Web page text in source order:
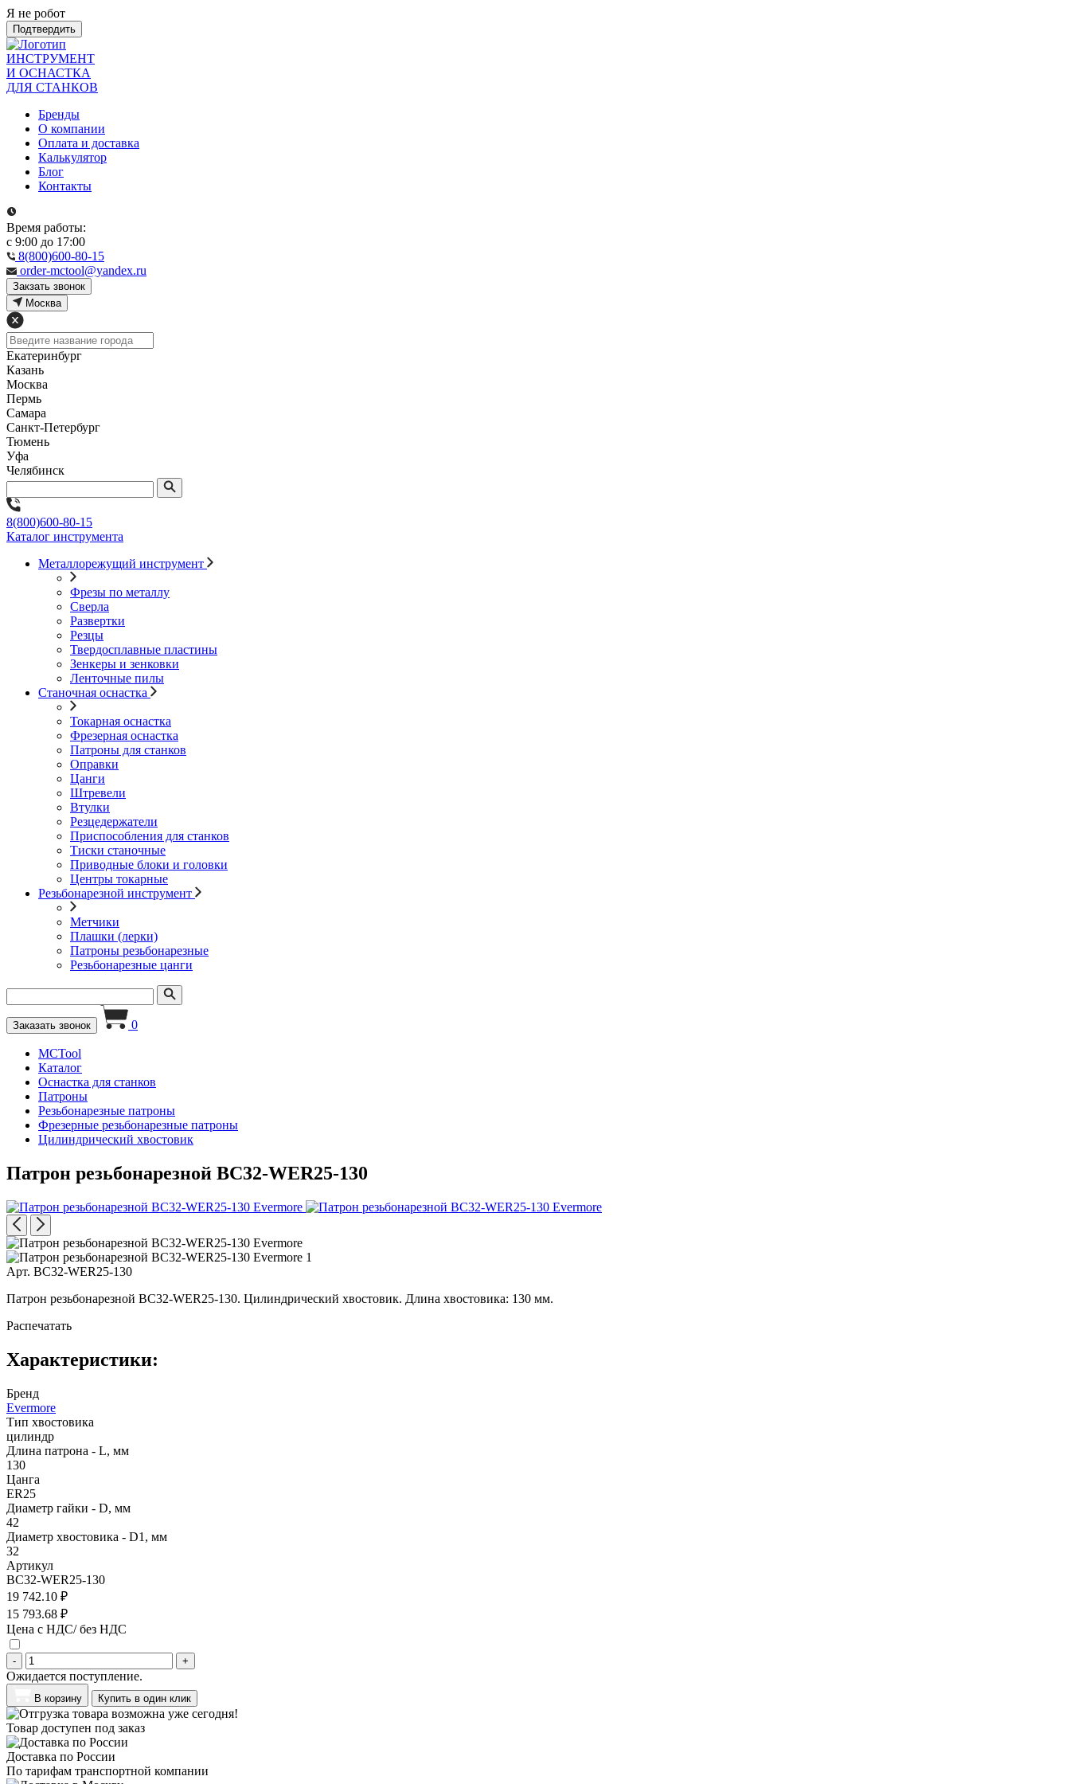
Я не робот
Подтвердить
ИНСТРУМЕНТ
И ОСНАСТКА
ДЛЯ СТАНКОВ
Бренды
О компании
Оплата и доставка
Калькулятор
Блог
Контакты
Время работы:
с 9:00 до 17:00
8(800)600-80-15
order-mctool@yandex.ru
Закзать звонок
Москва
Екатеринбург
Казань
Москва
Пермь
Самара
Санкт-Петербург
Тюмень
Уфа
Челябинск
8(800)600-80-15
Каталог инструмента
Металлорежущий инструмент
Фрезы по металлу
Сверла
Развертки
Резцы
Твердосплавные пластины
Зенкеры и зенковки
Ленточные пилы
Станочная оснастка
Токарная оснастка
Фрезерная оснастка
Патроны для станков
Оправки
Цанги
Штревели
Втулки
Резцедержатели
Приспособления для станков
Тиски станочные
Приводные блоки и головки
Центры токарные
Резьбонарезной инструмент
Метчики
Плашки (лерки)
Патроны резьбонарезные
Резьбонарезные цанги
Заказать звонок 0
MCTool
Каталог
Оснастка для станков
Патроны
Резьбонарезные патроны
Фрезерные резьбонарезные патроны
Цилиндрический хвостовик
Патрон резьбонарезной BC32-WER25-130
Арт. BC32-WER25-130
Патрон резьбонарезной BC32-WER25-130. Цилиндрический хвостовик. Длина хвостовика: 130 мм.
Распечатать
Характеристики:
Бренд
Evermore
Тип хвостовика
цилиндр
Длина патрона - L, мм
130
Цанга
ER25
Диаметр гайки - D, мм
42
Диаметр хвостовика - D1, мм
32
Артикул
BC32-WER25-130
19 742.10 ₽
15 793.68 ₽
Цена с НДС/ без НДС
- +
Ожидается поступление.
В корзину Купить в один клик
Товар доступен под заказ
Доставка по России
По тарифам транспортной компании